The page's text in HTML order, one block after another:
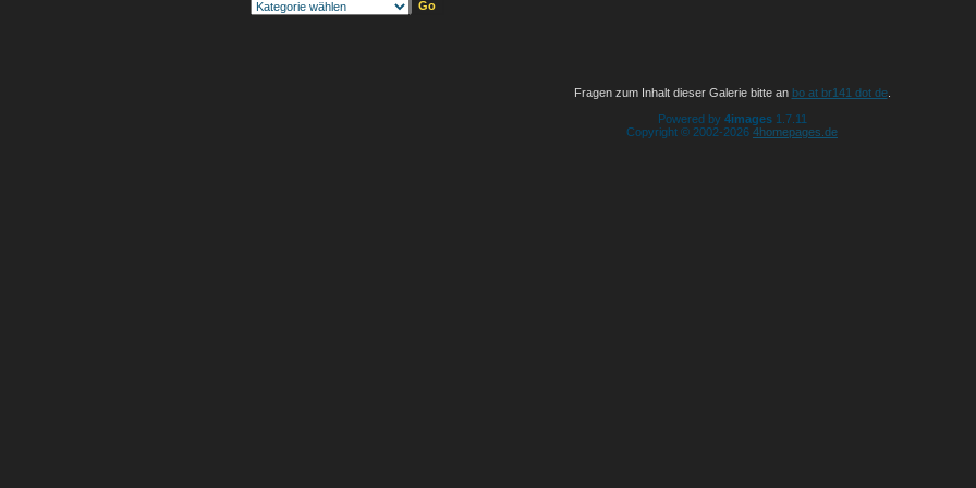
Fragen zum Inhalt dieser Galerie bitte an bo at br141 dot de.
Powered by 4images1.7.11
Copyright © 2002-2026 4homepages.de